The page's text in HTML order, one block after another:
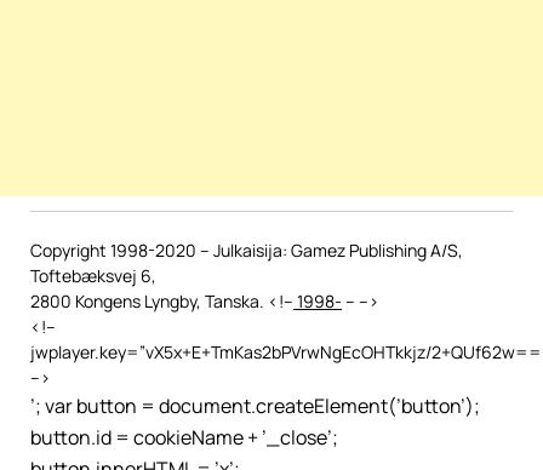
Copyright 1998-2020 – Julkaisija: Gamez Publishing A/S,
Toftebæksvej 6,
2800 Kongens Lyngby, Tanska. <!– 1998- – –>
<!–
jwplayer.key=”vX5x+E+TmKas2bPVrwNgEcOHTkkjz/
–>
’; var button = document.createElement(’button’);
button.id = cookieName + ’_close’;